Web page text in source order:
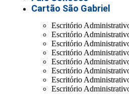
Cartão São Gabriel
Escritório
Escritório
Escritório
Escritório
Escritório
Escritório
Escritório
Escritório